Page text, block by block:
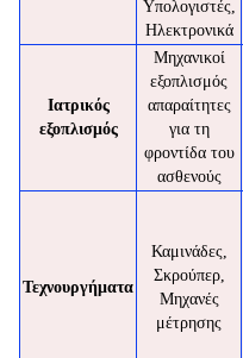
Υπολογιστές,
Ηλεκτρονικά
Ιατρικός
εξοπλισμός
Μηχανικοί
εξοπλισμός
απαραίτητες
για τη
φροντίδα του
ασθενούς
Τεχνουργήματα
Καμινάδες,
Σκρούπερ,
Μηχανές
μέτρησης